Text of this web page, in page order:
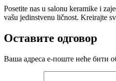
Posetite nas u salonu keramike i
vašu jedinstvenu ličnost. Kreirajte
Оставите одговор
Ваша адреса е-поште неће бити